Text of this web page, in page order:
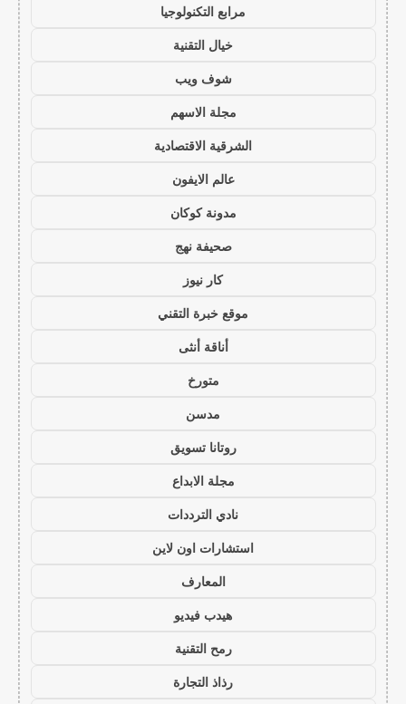
مرابع التكنولوجيا
خيال التقنية
شوف ويب
مجلة الاسهم
الشرقية الاقتصادية
عالم الايفون
مدونة كوكان
صحيفة نهج
كار نيوز
موقع خبرة التقني
أناقة أنثى
متورخ
مدسن
روتانا تسويق
مجلة الابداع
نادي الترددات
استشارات اون لاين
المعارف
هيدب فيديو
رمح التقنية
رذاذ التجارة